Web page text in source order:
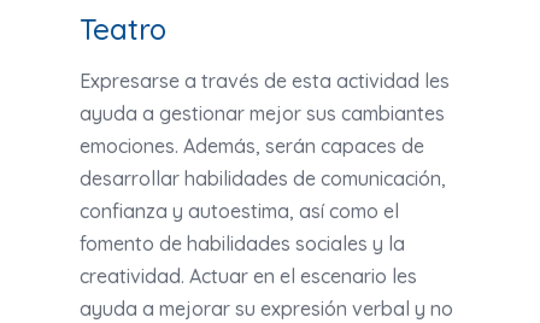
Teatro
Expresarse a través de esta actividad les
ayuda a gestionar mejor sus cambiantes
emociones. Además, serán capaces de
desarrollar habilidades de comunicación,
confianza y autoestima, así como el
fomento de habilidades sociales y la
creatividad. Actuar en el escenario les
ayuda a mejorar su expresión verbal y no